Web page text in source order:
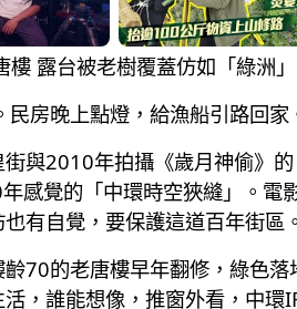
露台被老樹覆蓋仿如「綠洲」
房晚上點燈，給漁船引路回家
與2010年拍攝《歲月神偷》
感覺的「中環時空狹縫」。電
有自覺，要保護這道百年街區。
70的老唐樓早年翻修，綠色
，誰能想像，推窗外看，中環